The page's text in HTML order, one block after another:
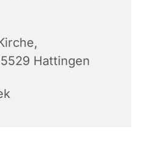
Hattingen